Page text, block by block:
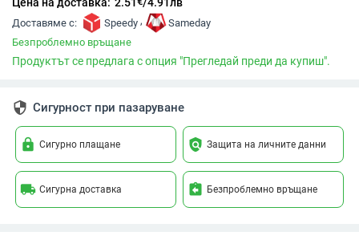
Доставяме с: Speedy ,
Sameday
Безпроблемно връщане
Продуктът се предлага с опция "Прегледай преди да купиш".
security Сигурност при пазаруване
lock Сигурно плащане policy Защита на личните данни
local_shipping Сигурна доставка assignment_return Безпроблемно връщане